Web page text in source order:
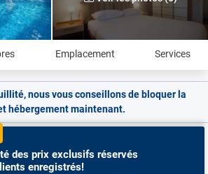
Emplacement Services
nous vous conseillons de bloquer la
hébergement maintenant.
des prix exclusifs réservés
enregistrés!